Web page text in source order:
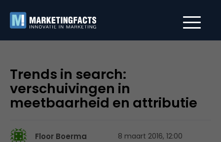
Trends in search:
verschuivingen in
meetbaarheid en attributie
Floor Boerma 8 maart 2016, 12:00